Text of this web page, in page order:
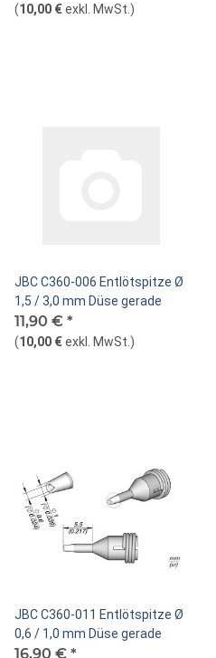
(10,00 €exkl. MwSt. )
JBC C360-006 Entlötspitze Ø
1,5 / 3,0 mm Düse gerade
11,90 € *
(10,00 €exkl. MwSt. )
JBC C360-011 Entlötspitze Ø
0,6 / 1,0 mm Düse gerade
16,90 € *